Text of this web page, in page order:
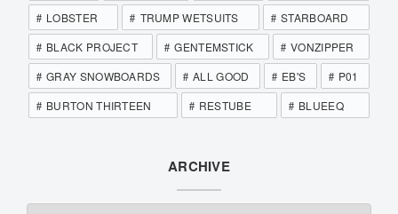
LOBSTER
TRUMP WETSUITS
STARBOARD
BLACK PROJECT
GENTEMSTICK
VONZIPPER
GRAY SNOWBOARDS
ALL GOOD EB'S
P01
BURTON THIRTEEN
RESTUBE BLUEEQ
ARCHIVE